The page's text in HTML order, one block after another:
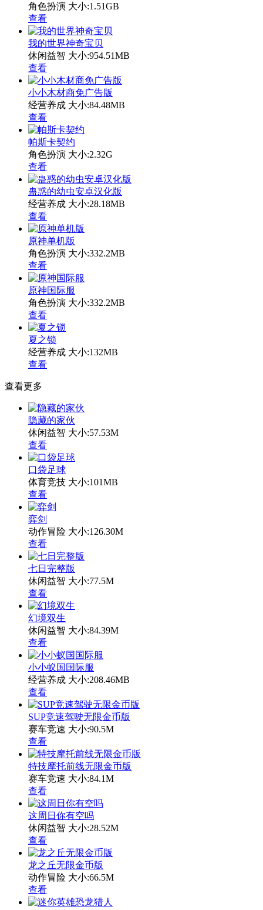
角色扮演 大小:1.51GB
查看
我的世界神奇宝贝
休闲益智 大小:954.51MB
查看
小小木材商免广告版
经营养成 大小:84.48MB
查看
帕斯卡契约
角色扮演 大小:2.32G
查看
蛊惑的幼虫安卓汉化版
经营养成 大小:28.18MB
查看
原神单机版
角色扮演 大小:332.2MB
查看
原神国际服
角色扮演 大小:332.2MB
查看
夏之锁
经营养成 大小:132MB
查看
查看更多
隐藏的家伙
休闲益智 大小:57.53M
查看
口袋足球
体育竞技 大小:101MB
查看
弈剑
动作冒险 大小:126.30M
查看
七日完整版
休闲益智 大小:77.5M
查看
幻境双生
休闲益智 大小:84.39M
查看
小小蚁国国际服
经营养成 大小:208.46MB
查看
SUP竞速驾驶无限金币版
赛车竞速 大小:90.5M
查看
特技摩托前线无限金币版
赛车竞速 大小:84.1M
查看
这周日你有空吗
休闲益智 大小:28.52M
查看
龙之丘无限金币版
动作冒险 大小:66.5M
查看